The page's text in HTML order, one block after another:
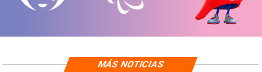
MÁS NOTICIAS